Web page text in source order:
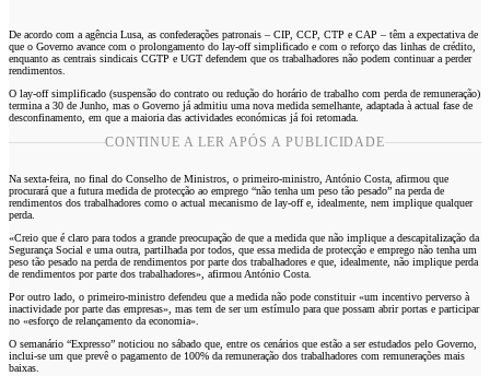
De acordo com a agência Lusa, as confederações patronais – CIP, CCP, CTP e CAP – têm a expectativa de
que o Governo avance com o prolongamento do lay-off simplificado e com o reforço das linhas de crédito,
enquanto as centrais sindicais CGTP e UGT defendem que os trabalhadores não podem continuar a perder
rendimentos.
O lay-off simplificado (suspensão do contrato ou redução do horário de trabalho com perda de remuneração)
termina a 30 de Junho, mas o Governo já admitiu uma nova medida semelhante, adaptada à actual fase de
desconfinamento, em que a maioria das actividades económicas já foi retomada.
CONTINUE A LER APÓS A PUBLICIDADE
Na sexta-feira, no final do Conselho de Ministros, o primeiro-ministro, António Costa, afirmou que
procurará que a futura medida de protecção ao emprego “não tenha um peso tão pesado” na perda de
rendimentos dos trabalhadores como o actual mecanismo de lay-off e, idealmente, nem implique qualquer
perda.
«Creio que é claro para todos a grande preocupação de que a medida que não implique a descapitalização da
Segurança Social e uma outra, partilhada por todos, que essa medida de protecção e emprego não tenha um
peso tão pesado na perda de rendimentos por parte dos trabalhadores e que, idealmente, não implique perda
de rendimentos por parte dos trabalhadores», afirmou António Costa.
Por outro lado, o primeiro-ministro defendeu que a medida não pode constituir «um incentivo perverso à
inactividade por parte das empresas», mas tem de ser um estímulo para que possam abrir portas e participar
no «esforço de relançamento da economia».
O semanário “Expresso” noticiou no sábado que, entre os cenários que estão a ser estudados pelo Governo,
inclui-se um que prevê o pagamento de 100% da remuneração dos trabalhadores com remunerações mais
baixas.